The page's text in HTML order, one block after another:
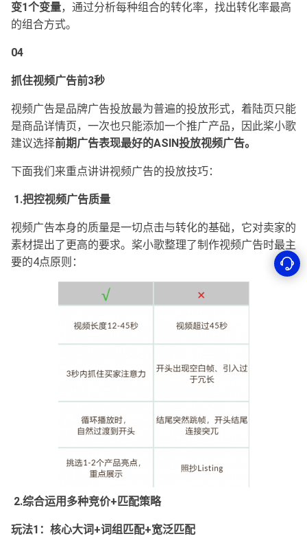
变1个变量，通过分析每种组合的转化率，找出转化率最高
的组合方式。
04
抓住视频广告前3秒
视频广告是品牌广告投放最为普遍的投放形式，着陆页只能
是商品详情页，一次也只能添加一个推广产品，因此桨小歌
建议选择前期广告表现最好的ASIN投放视频广告。
下面我们来重点讲讲视频广告的投放技巧：
1.把控视频广告质量
视频广告本身的质量是一切点击与转化的基础，它对卖家的
素材提出了更高的要求。桨小歌整理了制作视频广告时最主
要的4点原则：
2.综合运用多种竞价+匹配策略
玩法1：核心大词+词组匹配+宽泛匹配